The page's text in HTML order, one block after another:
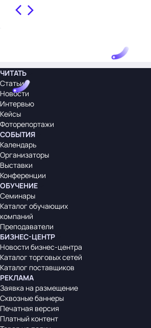
ЧИТАТЬ
Статьи
Новости
Интервью
Кейсы
Фоторепортажи
СОБЫТИЯ
Календарь
Организаторы
Выставки
Конференции
ОБУЧЕНИЕ
Семинары
Каталог обучающих
компаний
Преподаватели
БИЗНЕС-ЦЕНТР
Новости бизнес-центра
Каталог торговых сетей
Каталог поставщиков
РЕКЛАМА
Заявка на размещение
Сквозные баннеры
Печатная версия
Платный контент